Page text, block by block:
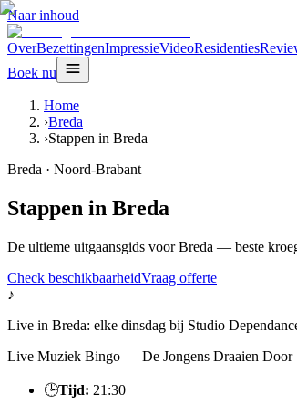
Naar inhoud
OverBezettingenImpressieVideoResidenties
Boek nu
Home
›Breda
›Stappen in Breda
Breda · Noord-Brabant
Stappen in Breda
De ultieme uitgaansgids voor Breda — beste
Check beschikbaarheidVraag offerte
♪
Live in Breda: elke dinsdag bij Studio
Live Muziek Bingo — De Jongens Draaien Door
🕒Tijd: 21:30